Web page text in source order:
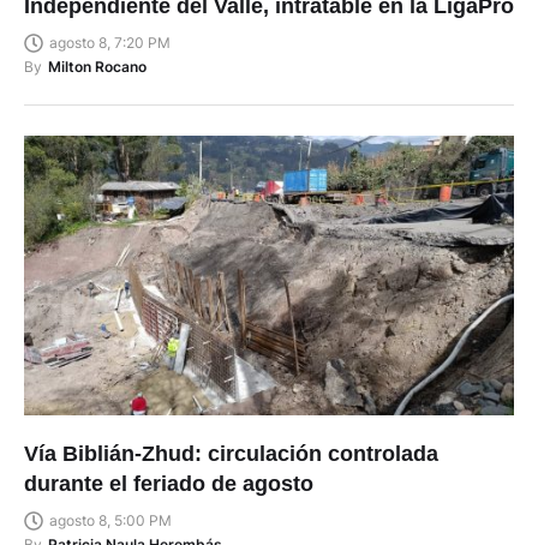
Independiente del Valle, intratable en la LigaPro
agosto 8, 7:20 PM
By Milton Rocano
Vía Biblián-Zhud: circulación controlada
durante el feriado de agosto
agosto 8, 5:00 PM